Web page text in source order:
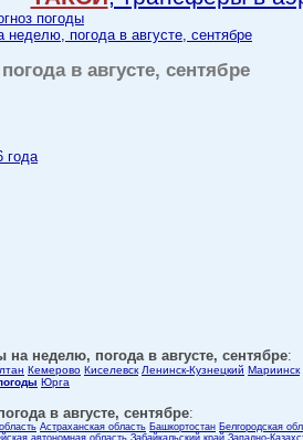
погоды
неделю, погода в августе, сентябре
в августе, сентябре
года
неделю, погода в августе, сентябре:
Кемерово Киселевск Ленинск-Кузнецкий Мариинск
Юрга
в августе, сентябре:
Астраханская область Башкортостан Белгородская
автономная область Забайкальский край Западно-